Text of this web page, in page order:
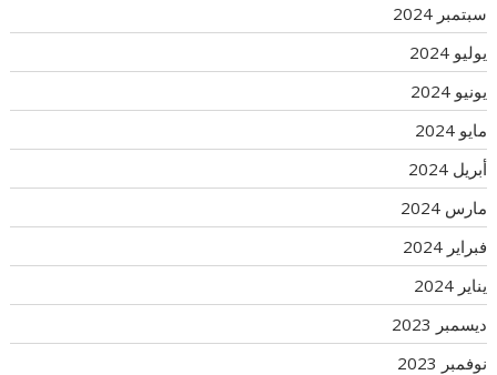
سبتمبر 2024
يوليو 2024
يونيو 2024
مايو 2024
أبريل 2024
مارس 2024
فبراير 2024
يناير 2024
ديسمبر 2023
نوفمبر 2023